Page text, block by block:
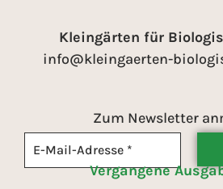
Kleingärten für
info@kleingaerten-
Zum Newsletter
Vergangene